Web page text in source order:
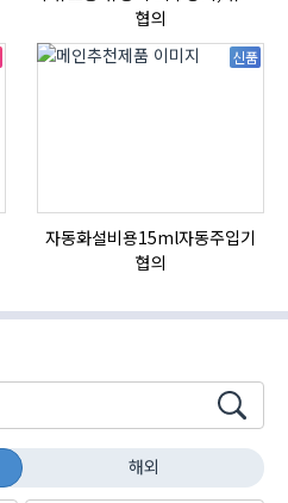
협의
신품
자동화설비용15ml자동주입기
협의
해외